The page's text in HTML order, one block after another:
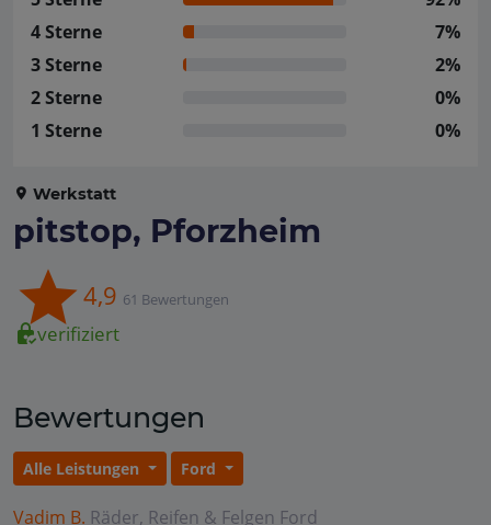
4 Sterne
7%
3 Sterne
2%
2 Sterne
0%
1 Sterne
0%
Werkstatt
pitstop, Pforzheim
4,9 61 Bewertungen
verifiziert
Bewertungen
Alle Leistungen Ford
Vadim B. Räder, Reifen & Felgen Ford